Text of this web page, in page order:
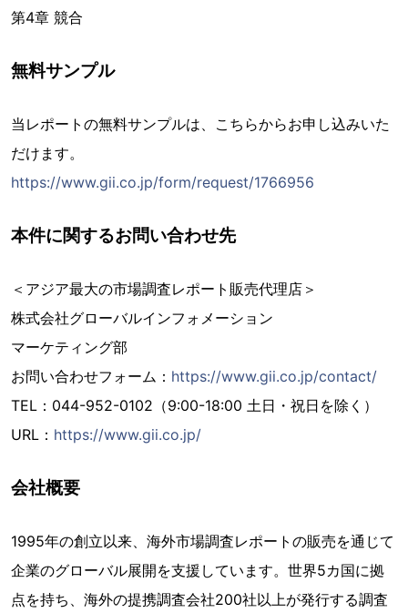
第4章 競合
無料サンプル
当レポートの無料サンプルは、こちらからお申し込みいた
だけます。
https://www.gii.co.jp/form/request/1766956
本件に関するお問い合わせ先
＜アジア最大の市場調査レポート販売代理店＞
株式会社グローバルインフォメーション
マーケティング部
お問い合わせフォーム： https://www.gii.co.jp/contact/
TEL：044-952-0102（9:00-18:00 土日・祝日を除く）
URL： https://www.gii.co.jp/
会社概要
1995年の創立以来、海外市場調査レポートの販売を通じて
企業のグローバル展開を支援しています。世界5カ国に拠
点を持ち、海外の提携調査会社200社以上が発行する調査